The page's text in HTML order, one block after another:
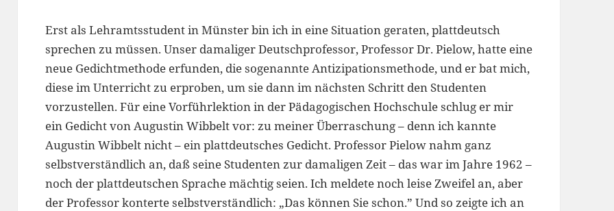
Erst als Lehramtsstudent in Münster bin ich in eine Situation geraten, plattdeutsch
sprechen zu müssen. Unser damaliger Deutschprofessor, Professor Dr. Pielow, hatte eine
neue Gedichtmethode erfunden, die sogenannte Antizipationsmethode, und er bat mich,
diese im Unterricht zu erproben, um sie dann im nächsten Schritt den Studenten
vorzustellen. Für eine Vorführlektion in der Pädagogischen Hochschule schlug er mir
ein Gedicht von Augustin Wibbelt vor: zu meiner Überraschung – denn ich kannte
Augustin Wibbelt nicht – ein plattdeutsches Gedicht. Professor Pielow nahm ganz
selbstverständlich an, daß seine Studenten zur damaligen Zeit – das war im Jahre 1962 –
noch der plattdeutschen Sprache mächtig seien. Ich meldete noch leise Zweifel an, aber
der Professor konterte selbstverständlich: „Das können Sie schon.” Und so zeigte ich an